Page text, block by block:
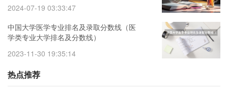
2024-07-19 03:33:47
中国大学医学专业排名及录取分数线（医
学类专业大学排名及分数线）
2023-11-30 19:35:14
热点推荐